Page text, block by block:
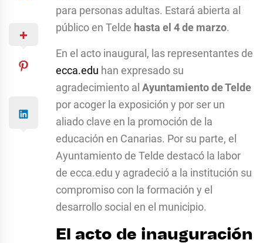
para personas adultas. Estará abierta al
público en Telde hasta el 4 de marzo.
En el acto inaugural, las representantes de
ecca.edu han expresado su
agradecimiento al Ayuntamiento de Telde
por acoger la exposición y por ser un
aliado clave en la promoción de la
educación en Canarias. Por su parte, el
Ayuntamiento de Telde destacó la labor
de ecca.edu y agradeció a la institución su
compromiso con la formación y el
desarrollo social en el municipio.
El acto de inauguración